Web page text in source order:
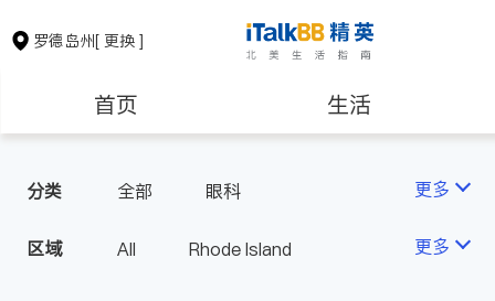
罗德岛州[ 更换 ]
首页 生活
房地产租售
分类 全部 眼科 更多
区域 All Rhode Island 更多